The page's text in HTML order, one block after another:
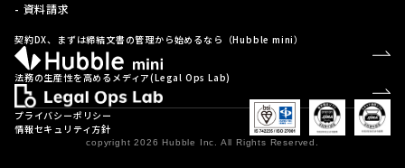
- 資料請求
契約DX、まずは締結文書の管理から始めるなら（Hubble mini）
法務の生産性を高めるメディア(Legal Ops Lab)
copyright 2026 Hubble Inc. All Rights Reserved.
プライバシーポリシー
情報セキュリティ方針